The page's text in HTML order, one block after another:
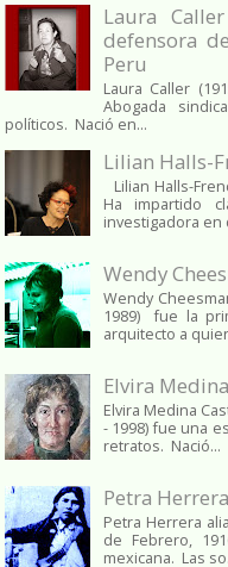
Laura
defensora
Peru
Laura Caller
Abogada
políticos. Nació en...
Lilian Halls-
Lilian Halls-
Ha impartido
investigadora en
Wendy
Wendy
1989) fue la
arquitecto a
Elvira
Elvira Medina
- 1998) fue una
retratos. Nació...
Petra
Petra Herrera
de Febrero,
mexicana. Las